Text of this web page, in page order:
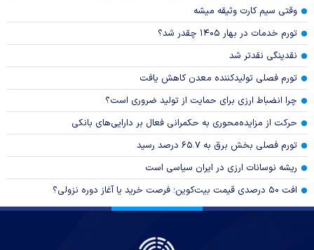
وقتی سیم کارت وثیقه میشه
تورم خدمات در بهار ۱۴۰۵ چقدر شد؟
نقدینگی نقدتر شد
تورم فصلی تولیدکننده معدن کاهش یافت
چرا انضباط ارزی برای حمایت از تولید ضروری است؟
حرکت از مزایده‌محوری به حکمرانی فعال بر دارایی‌های بانکی
تورم فصلی بخش برق به ۶۵.۷ درصد رسید
ریشه نوسانات ارزی در ایران سیاسی است
افت ۵۰ درصدی قیمت بیت‌کوین؛ فرصت خرید یا آغاز دوره نزولی؟